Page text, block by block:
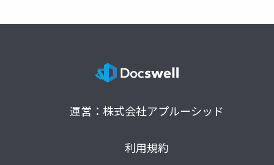
運営：株式会社アプルーシッド
利用規約